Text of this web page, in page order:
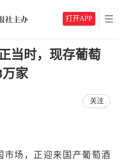
打开APP
当时，现存葡萄
家
关注
市场，正迎来国产葡萄酒